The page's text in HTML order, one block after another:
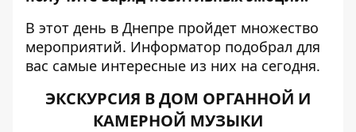
В этот день в Днепре пройдет множество
мероприятий. Информатор подобрал для
вас самые интересные из них на сегодня.
ЭКСКУРСИЯ В ДОМ ОРГАННОЙ И
КАМЕРНОЙ МУЗЫКИ